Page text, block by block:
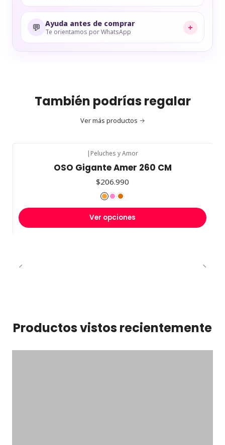
💬 Ayuda antes de comprar
Te orientamos por WhatsApp +
También podrías regalar
Ver más productos
| Peluches y Amor
OSO Gigante Amer 260 CM
$206.990
Ver opciones
Productos vistos recientemente